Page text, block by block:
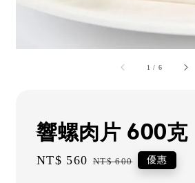
1 / 6
響螺肉片 600克
Sale
NT$ 560 Regular
NT$ 600 優惠